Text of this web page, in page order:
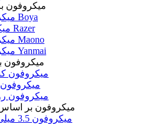
میکروفون
میکروفون Boya
میکروفن Razer
میکروفون Maono
میکروفون Yanmai
میکروفون
میکروفون
میکروفون
میکروفون بر
میکروفون 3.5 میلی‌متری